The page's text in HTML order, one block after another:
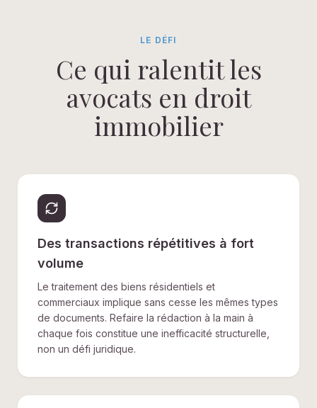
LE DÉFI
Ce qui ralentit les
avocats en droit
immobilier
Des transactions répétitives à fort
volume
Le traitement des biens résidentiels et
commerciaux implique sans cesse les mêmes types
de documents. Refaire la rédaction à la main à
chaque fois constitue une inefficacité structurelle,
non un défi juridique.